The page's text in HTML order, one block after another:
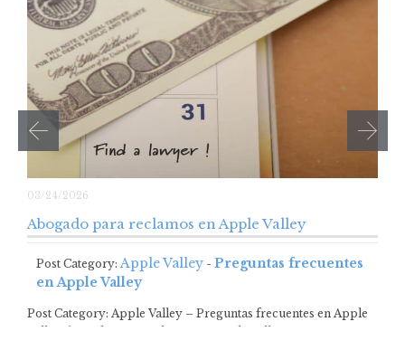
03/24/2026
Abogado para reclamos en Apple Valley
Post Category: Apple Valley - Preguntas frecuentes
en Apple Valley
Post Category: Apple Valley – Preguntas frecuentes en Apple